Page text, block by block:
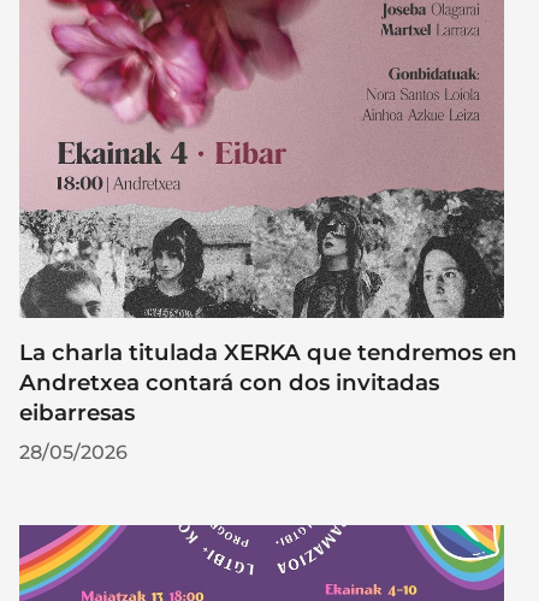
La charla titulada XERKA que tendremos en
Andretxea contará con dos invitadas
eibarresas
28/05/2026